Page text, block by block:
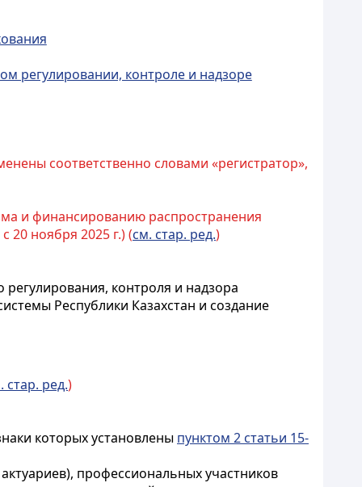
регулировании, контроле и надзоре
соответственно словами «регистратор»,
и финансированию распространения
20 ноября 2025 г.) (см. стар. ред.)
контроля и надзора
Республики Казахстан и создание
стар. ред.)
которых установлены пунктом 2 статьи 15-
профессиональных участников